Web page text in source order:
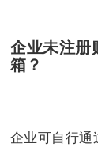
企业未注册
箱？
企业可自行